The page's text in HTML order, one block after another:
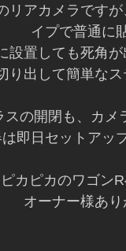
リアカメラです
イプで普通に
設置しても死角
り出して簡単な
スの開閉も、カ
即日セットアッ
カピカのワゴン
オーナー様あ